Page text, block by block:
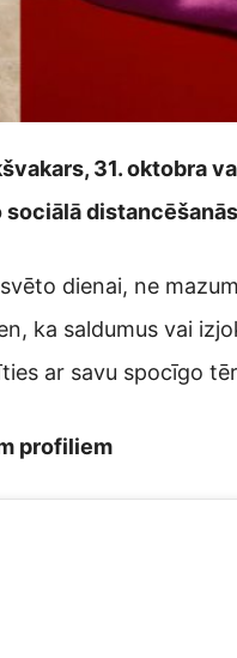
31. oktobra
dienai, ne
ka saldumus vai
ar savu spocīgo
profiliem